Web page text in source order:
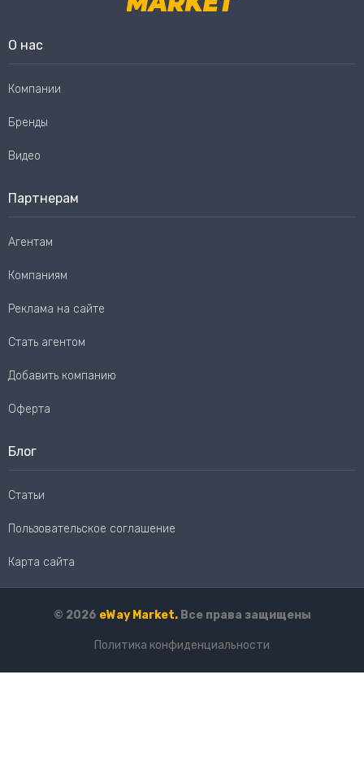
О нас
Компании
Бренды
Видео
Партнерам
Агентам
Компаниям
Реклама на сайте
Стать агентом
Добавить компанию
Оферта
Блог
Статьи
Пользовательское соглашение
Карта сайта
© 2026 eWay Market.Все права защищены
Политика конфиденциальности